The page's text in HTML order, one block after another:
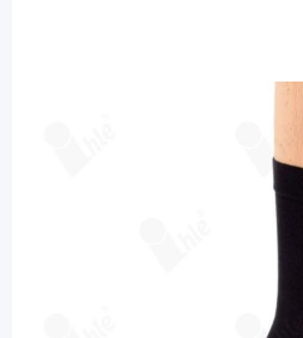
Ihle Diabetikersocke
fein extra weit / 1 Paar